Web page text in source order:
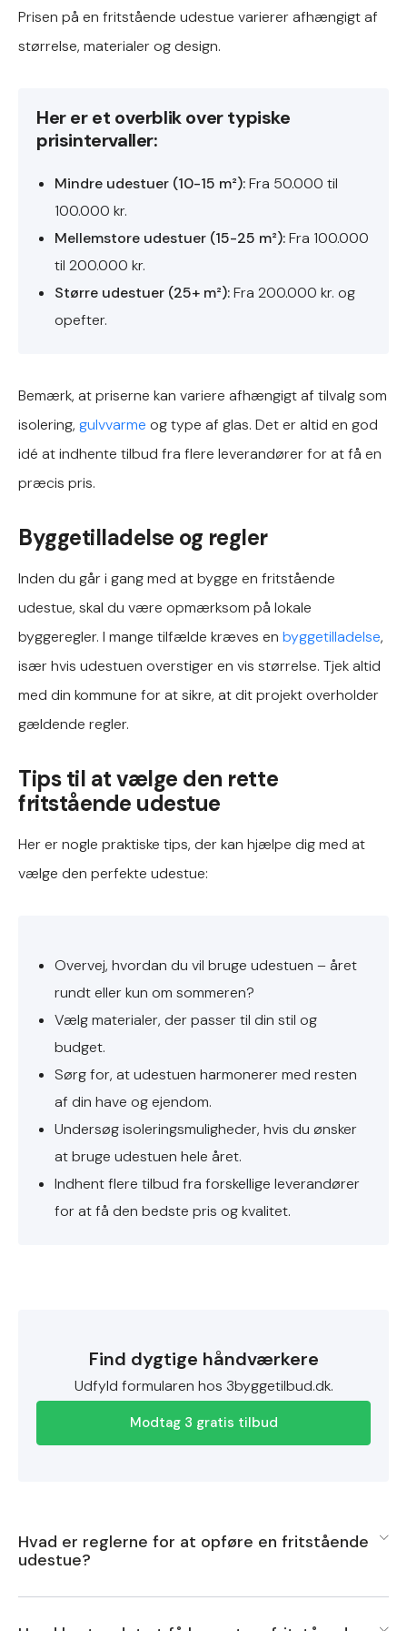
Prisen på en fritstående udestue varierer afhængigt af
størrelse, materialer og design.
Her er et overblik over typiske
prisintervaller:
Mindre udestuer (10-15 m²):Fra 50.000 til
100.000 kr.
Mellemstore udestuer (15-25 m²):Fra 100.000
til 200.000 kr.
Større udestuer (25+ m²):Fra 200.000 kr. og
opefter.
Bemærk, at priserne kan variere afhængigt af tilvalg som
isolering, gulvvarme og type af glas. Det er altid en god
idé at indhente tilbud fra flere leverandører for at få en
præcis pris.
Byggetilladelse og regler
Inden du går i gang med at bygge en fritstående
udestue, skal du være opmærksom på lokale
byggeregler. I mange tilfælde kræves en byggetilladelse,
især hvis udestuen overstiger en vis størrelse. Tjek altid
med din kommune for at sikre, at dit projekt overholder
gældende regler.
Tips til at vælge den rette
fritstående udestue
Her er nogle praktiske tips, der kan hjælpe dig med at
vælge den perfekte udestue:
Overvej, hvordan du vil bruge udestuen – året
rundt eller kun om sommeren?
Vælg materialer, der passer til din stil og
budget.
Sørg for, at udestuen harmonerer med resten
af din have og ejendom.
Undersøg isoleringsmuligheder, hvis du ønsker
at bruge udestuen hele året.
Indhent flere tilbud fra forskellige leverandører
for at få den bedste pris og kvalitet.
Find dygtige håndværkere
Udfyld formularen hos 3byggetilbud.dk.
Modtag 3 gratis tilbud
Hvad er reglerne for at opføre en fritstående
udestue?